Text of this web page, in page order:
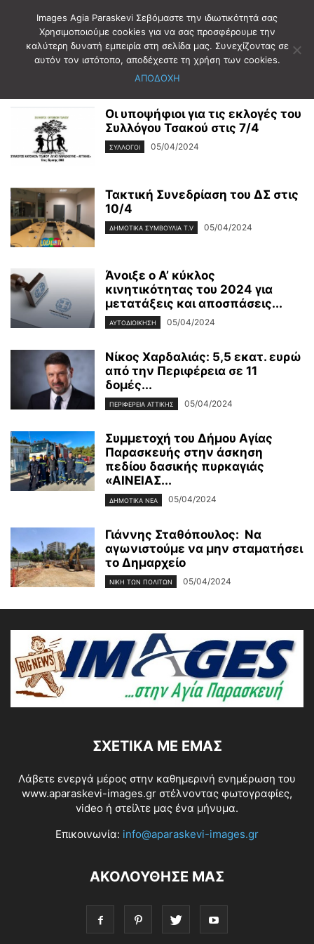
Αρχική 2024 Απρίλιος 5
Ημερήσιο Αρχείο: 05/04/2024
Οι υποψήφιοι για τις εκλογές του
Συλλόγου Τσακού στις 7/4
ΣΥΛΛΟΓΟΙ 05/04/2024
Τακτική Συνεδρίαση του ΔΣ στις
10/4
ΔΗΜΟΤΙΚΑ ΣΥΜΒΟΥΛΙΑ T.V 05/04/2024
Άνοιξε ο Α’ κύκλος
κινητικότητας του 2024 για
μετατάξεις και αποσπάσεις...
ΑΥΤΟΔΙΟΙΚΗΣΗ 05/04/2024
Νίκος Χαρδαλιάς: 5,5 εκατ. ευρώ
από την Περιφέρεια σε 11
δομές...
ΠΕΡΙΦΕΡΕΙΑ ΑΤΤΙΚΗΣ 05/04/2024
Συμμετοχή του Δήμου Αγίας
Παρασκευής στην άσκηση
πεδίου δασικής πυρκαγιάς
«ΑΙΝΕΙΑΣ...
ΔΗΜΟΤΙΚΑ ΝΕΑ 05/04/2024
Γιάννης Σταθόπουλος: Να
αγωνιστούμε να μην σταματήσει
το Δημαρχείο
ΝΊΚΗ ΤΩΝ ΠΟΛΙΤΏΝ 05/04/2024
ΣΧΕΤΙΚΆ ΜΕ ΕΜΆΣ
Λάβετε ενεργά μέρος στην καθημερινή ενημέρωση του
www.aparaskevi-images.gr στέλνοντας φωτογραφίες,
video ή στείλτε μας ένα μήνυμα.
Επικοινωνία: info@aparaskevi-images.gr
ΑΚΟΛΟΥΘΗΣΕ ΜΑΣ
Images Agia Paraskevi Σεβόμαστε την ιδιωτικότητά σας
Χρησιμοποιούμε cookies για να σας προσφέρουμε την
καλύτερη δυνατή εμπειρία στη σελίδα μας. Συνεχίζοντας σε
αυτόν τον ιστότοπο, αποδέχεστε τη χρήση των cookies.
ΑΠΟΔΟΧΗ